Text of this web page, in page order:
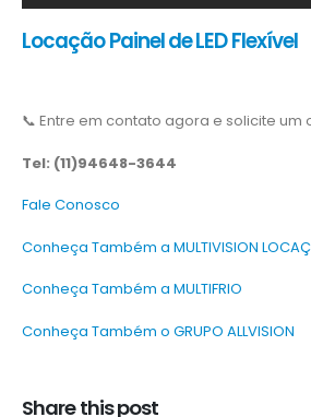
Locação Painel de LED Flexível
📞 Entre em contato agora e solicite um
Tel: (11)94648-3644
Fale Conosco
Conheça Também a MULTIVISION
Conheça Também a MULTIFRIO
Conheça Também o GRUPO ALLVISION
Share this post